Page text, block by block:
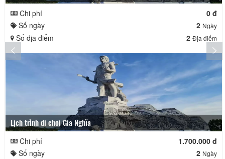
Chi phí
0 đ
Số ngày
2 Ngày
Số địa điểm 2 Địa điểm
Lịch trình đi chơi Gia Nghĩa
Chi phí
1.700.000 đ
Số ngày
2 Ngày